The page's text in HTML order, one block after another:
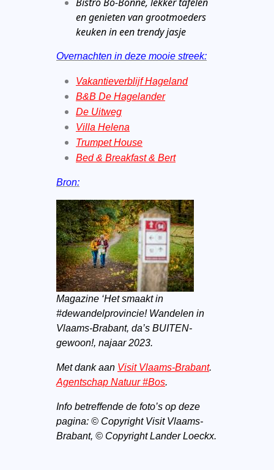
en genieten van grootmoeders
keuken in een trendy jasje
Overnachten in deze mooie streek:
Vakantieverblijf Hageland
B&B De Hagelander
De Uitweg
Villa Helena
Trumpet House
Bed & Breakfast & Bert
Bron:
Magazine ‘Het smaakt in
#dewandelprovincie! Wandelen in
Vlaams-Brabant, da’s BUITEN-
gewoon!, najaar 2023.
Met dank aan Visit Vlaams-Brabant.
Agentschap Natuur #Bos.
Info betreffende de foto’s op deze
pagina: © Copyright Visit Vlaams-
Brabant, © Copyright Lander Loeckx.